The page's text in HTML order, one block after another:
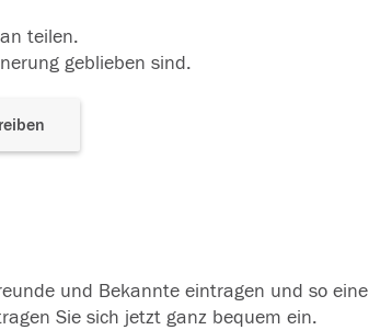
teilen.
geblieben sind.
und Bekannte eintragen und so eine
Sie sich jetzt ganz bequem ein.